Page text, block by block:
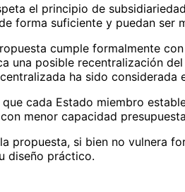
el principio de
forma suficiente y puedan ser
cumple formalmente
una posible recentralización
ha sido considerada
cada Estado miembro
menor capacidad
propuesta, si bien no vulnera
diseño práctico.